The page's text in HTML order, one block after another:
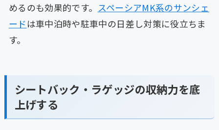
めるのも効果的です。 スペーシアMK系のサンシェ
ードは車中泊時や駐車中の日差し対策に役立ちま
す。
シートバック・ラゲッジの収納力を底
上げする